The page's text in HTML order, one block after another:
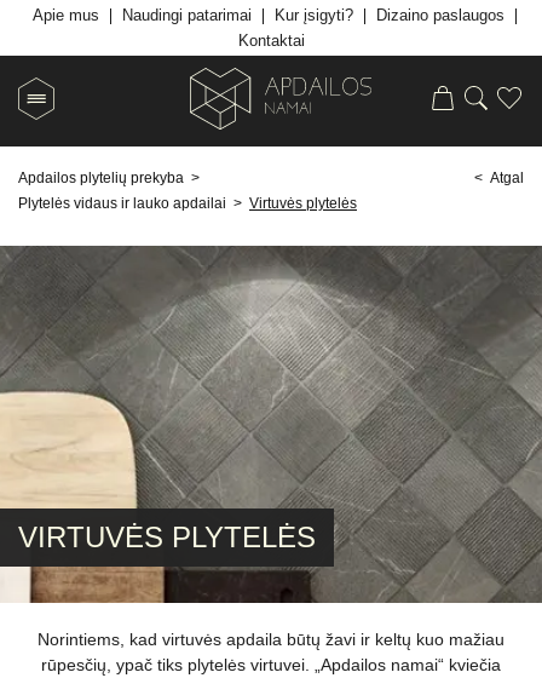
Apie mus Naudingi patarimai Kur įsigyti?
Dizaino paslaugos
Kontaktai
Apdailos plytelių prekyba >
Plytelės vidaus ir lauko apdailai > Virtuvės plytelės
< Atgal
VIRTUVĖS PLYTELĖS
Norintiems, kad virtuvės apdaila būtų žavi ir keltų kuo mažiau
rūpesčių, ypač tiks plytelės virtuvei. „Apdailos namai“ kviečia